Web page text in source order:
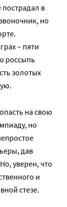
в
но
– пяти
россыпь
золотых
на свою
но
дав
уверен, что
и
стезе.